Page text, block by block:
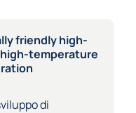
friendly high-
temperature
di